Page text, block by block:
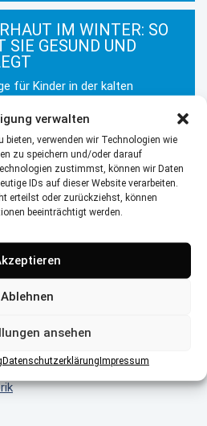
verwalten
bieten, verwenden wir Technologien wie
zu speichern und/oder darauf
zustimmst, können wir Daten
IDs auf dieser Website verarbeiten.
erteilst oder zurückziehst, können
beeinträchtigt werden.
Ablehnen
ansehen
DatenschutzerklärungImpressum
IM WINTER: SO
SIE GESUND UND
für Kinder in der kalten
Wenn Gluten gefährlich wird
Screening
Krankheit?